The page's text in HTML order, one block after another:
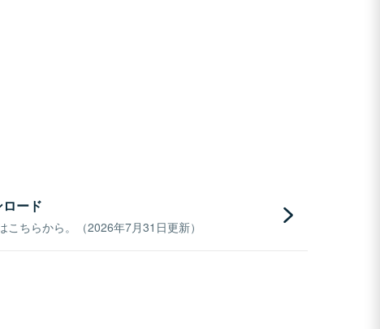
ード
ちらから。（2026年7月31日更新）